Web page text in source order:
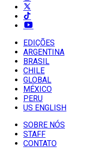
EDIÇÕES
ARGENTINA
BRASIL
CHILE
GLOBAL
MÉXICO
PERU
US ENGLISH
SOBRE NÓS
STAFF
CONTATO